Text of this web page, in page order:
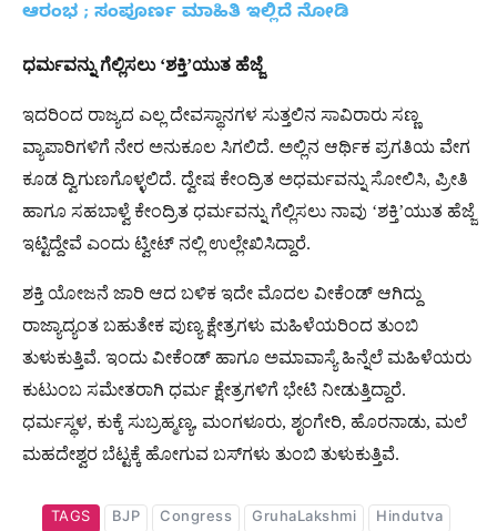
ಆರಂಭ ; ಸಂಪೂರ್ಣ ಮಾಹಿತಿ ಇಲ್ಲಿದೆ ನೋಡಿ
ಧರ್ಮವನ್ನು ಗೆಲ್ಲಿಸಲು ‘ಶಕ್ತಿ’ಯುತ ಹೆಜ್ಜೆ
ಇದರಿಂದ ರಾಜ್ಯದ ಎಲ್ಲ ದೇವಸ್ಥಾನಗಳ ಸುತ್ತಲಿನ ಸಾವಿರಾರು ಸಣ್ಣ
ವ್ಯಾಪಾರಿಗಳಿಗೆ ನೇರ ಅನುಕೂಲ ಸಿಗಲಿದೆ. ಅಲ್ಲಿನ ಆರ್ಥಿಕ ಪ್ರಗತಿಯ ವೇಗ
ಕೂಡ ದ್ವಿಗುಣಗೊಳ್ಳಲಿದೆ. ದ್ವೇಷ ಕೇಂದ್ರಿತ ಅಧರ್ಮವನ್ನು ಸೋಲಿಸಿ, ಪ್ರೀತಿ
ಹಾಗೂ ಸಹಬಾಳ್ವೆ ಕೇಂದ್ರಿತ ಧರ್ಮವನ್ನು ಗೆಲ್ಲಿಸಲು ನಾವು ‘ಶಕ್ತಿ’ಯುತ ಹೆಜ್ಜೆ
ಇಟ್ಟಿದ್ದೇವೆ ಎಂದು ಟ್ವೀಟ್ ನಲ್ಲಿ ಉಲ್ಲೇಖಿಸಿದ್ದಾರೆ.
ಶಕ್ತಿ ಯೋಜನೆ ಜಾರಿ ಆದ ಬಳಿಕ ಇದೇ ಮೊದಲ ವೀಕೆಂಡ್ ಆಗಿದ್ದು
ರಾಜ್ಯಾದ್ಯಂತ ಬಹುತೇಕ ಪುಣ್ಯ ಕ್ಷೇತ್ರಗಳು ಮಹಿಳೆಯರಿಂದ ತುಂಬಿ
ತುಳುಕುತ್ತಿವೆ. ಇಂದು ವೀಕೆಂಡ್ ಹಾಗೂ ಅಮಾವಾಸ್ಯೆ ಹಿನ್ನೆಲೆ ಮಹಿಳೆಯರು
ಕುಟುಂಬ ಸಮೇತರಾಗಿ ಧರ್ಮ ಕ್ಷೇತ್ರಗಳಿಗೆ ಭೇಟಿ ನೀಡುತ್ತಿದ್ದಾರೆ.
ಧರ್ಮಸ್ಥಳ, ಕುಕ್ಕೆ ಸುಬ್ರಹ್ಮಣ್ಯ, ಮಂಗಳೂರು, ಶೃಂಗೇರಿ, ಹೊರನಾಡು, ಮಲೆ
ಮಹದೇಶ್ವರ ಬೆಟ್ಟಕ್ಕೆ ಹೋಗುವ ಬಸ್​ಗಳು ತುಂಬಿ ತುಳುಕುತ್ತಿವೆ.
TAGS BJP Congress GruhaLakshmi
Hindutva